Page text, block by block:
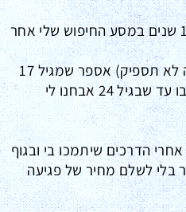
אל הצ'י קונג הגעתי לפני כ 15 שנים במסע החיפוש שלי אחר
בקצרה (כי אם אאריך היריעה לא תספיק) אספר שמגיל 17
סבלתי מכאבים שהלכו והתרבו עד שבגיל 24 אבחנו לי
הדרכים שיתמכו בי ובגוף
בלי לשלם מחיר של פגיעה